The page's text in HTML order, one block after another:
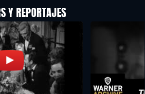
Y REPORTAJES